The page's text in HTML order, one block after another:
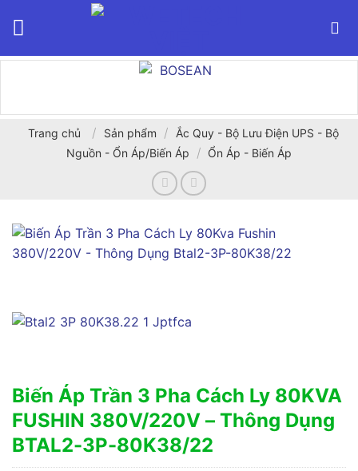
Trang chủ / Sản phẩm /
Ắc Quy - Bộ Lưu Điện UPS - Bộ
Nguồn - Ổn Áp/Biến Áp
/ Ổn Áp - Biến Áp
Biến Áp Trần 3 Pha Cách Ly 80KVA
FUSHIN 380V/220V – Thông Dụng
BTAL2-3P-80K38/22